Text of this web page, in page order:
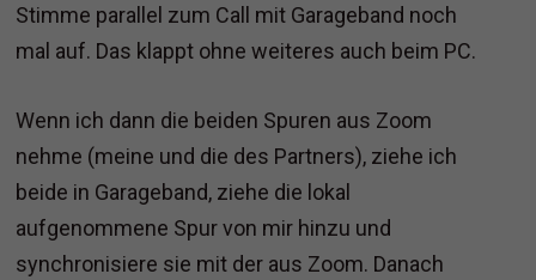
Stimme parallel zum Call mit Garageband noch
mal auf. Das klappt ohne weiteres auch beim PC.
Wenn ich dann die beiden Spuren aus Zoom
nehme (meine und die des Partners), ziehe ich
beide in Garageband, ziehe die lokal
aufgenommene Spur von mir hinzu und
synchronisiere sie mit der aus Zoom. Danach